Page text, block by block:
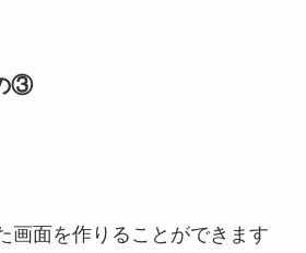
③
画面を作りることができます